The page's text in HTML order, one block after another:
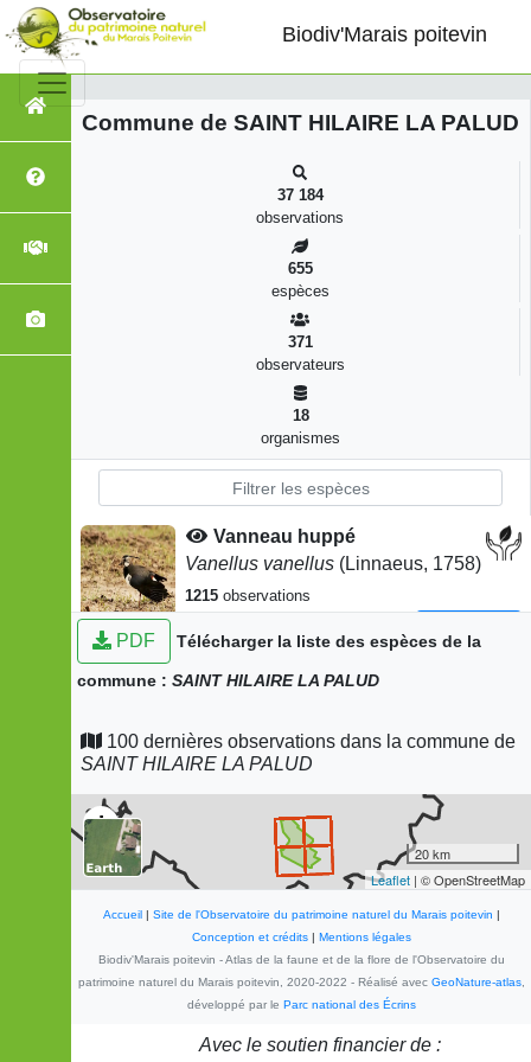
SAINT HILAIRE LA PALUD, Biodiversité
Biodiv'Marais poitevin
Commune de SAINT HILAIRE LA PALUD
37 184
observations
655
espèces
371
observateurs
18
organismes
Vanneau huppé
Vanellus vanellus (Linnaeus, 1758)
1215 observations
Circus pygargus (Linnaeus, 1758)
Dernière observation en2025 Fiche espèce
Alauda arvensisLinnaeus, 1758
observations
Dernière observation en
2025 Fiche espèce
-
Corvus corone coroneLinnaeus,
1758
918observations
Dernière observation en2025
Pinson des arbres
PDF Télécharger la liste des espèces de la
commune : SAINT HILAIRE LA PALUD
100 dernières observations dans la commune de
SAINT HILAIRE LA PALUD
+
−
20 km
Leaflet | © OpenStreetMap
Accueil| Site de l'Observatoire du patrimoine naturel du Marais poitevin |
Conception et crédits| Mentions légales
Biodiv'Marais poitevin - Atlas de la faune et de la flore de l'Observatoire du
patrimoine naturel du Marais poitevin, 2020-2022 - Réalisé avec GeoNature-atlas,
développé par le Parc national des Écrins
Avec le soutien financier de :